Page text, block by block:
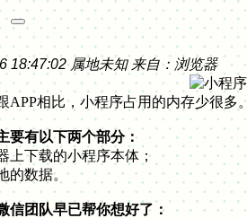
18:47:02 属地未知 来自：浏览器
相比，小程序占用的内存少很多。
要有以下两个部分：
上下载的小程序本体；
的数据。
信团队早已帮你想好了：